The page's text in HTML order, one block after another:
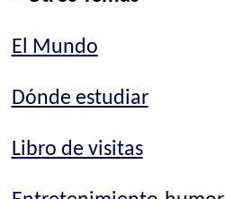
El Mundo
Dónde estudiar
Libro de visitas